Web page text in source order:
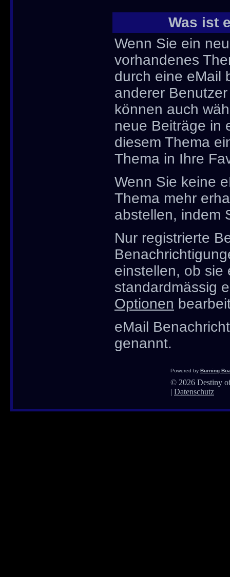
Was ist
Wenn Sie ein
vorhandenes
durch eine eMail
anderer
können auch
neue Beiträge in
diesem Thema
Thema in Ihre
Wenn Sie keine
Thema mehr
abstellen, indem
Nur registrierte
einstellen, ob sie
standardmässig
Optionen
eMail
genannt.
Powered by Burning
© 2026 Destiny
| Datenschutz